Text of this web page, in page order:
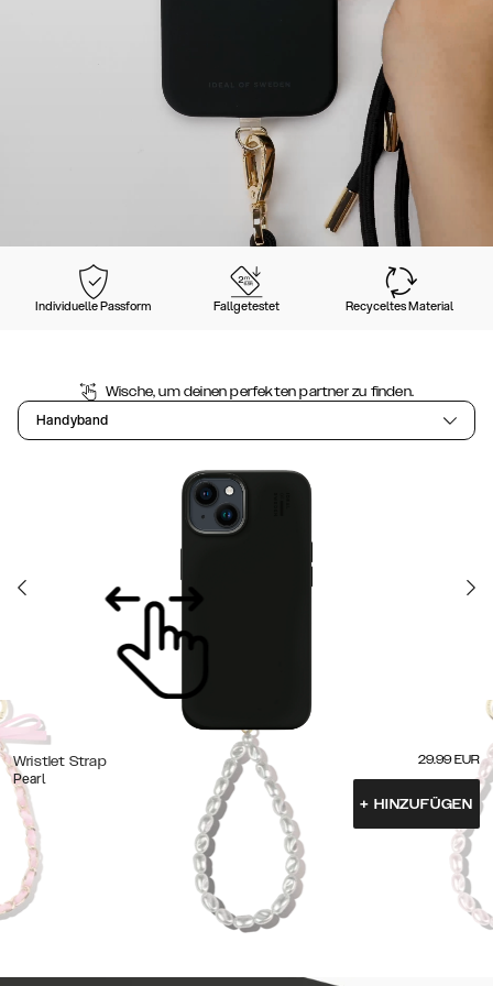
Individuelle Passform Fallgetestet Recyceltes Material
Wische, um deinen perfekten partner zu finden.
Handyband
Wristlet Strap
Pearl
29.99 EUR
+ HINZUFÜGEN